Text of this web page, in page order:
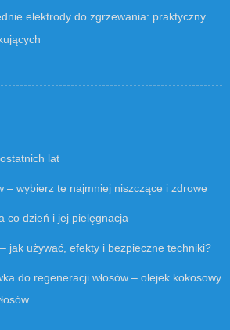
elektrody do zgrzewania: praktyczny
lat
– wybierz te najmniej niszczące i zdrowe
co dzień i jej pielęgnacja
jak używać, efekty i bezpieczne techniki?
do regeneracji włosów – olejek kokosowy